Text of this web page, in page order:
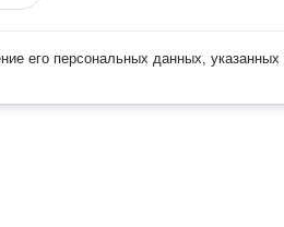
его персональных данных, указанных